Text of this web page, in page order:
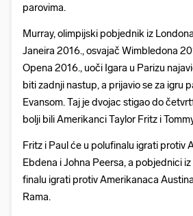
parovima.
Murray, olimpijski pobjednik iz
Janeira 2016., osvajač Wimbledona
Opena 2016., uoči Igara u Parizu
biti zadnji nastup, a prijavio se za igru
Evansom. Taj je dvojac stigao do
bolji bili Amerikanci Taylor Fritz i
Fritz i Paul će u polufinalu igrati protiv
Ebdena i Johna Peersa, a pobjednici
finalu igrati protiv Amerikanaca
Rama.